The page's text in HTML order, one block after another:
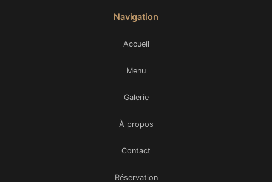
Navigation
Accueil
Menu
Galerie
À propos
Contact
Réservation